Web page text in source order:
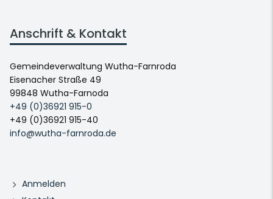
Anschrift & Kontakt
Gemeindeverwaltung Wutha-Farnroda
Eisenacher Straße 49
99848 Wutha-Farnoda
+49 (0)36921 915-0
+49 (0)36921 915-40
info@wutha-farnroda.de
Anmelden